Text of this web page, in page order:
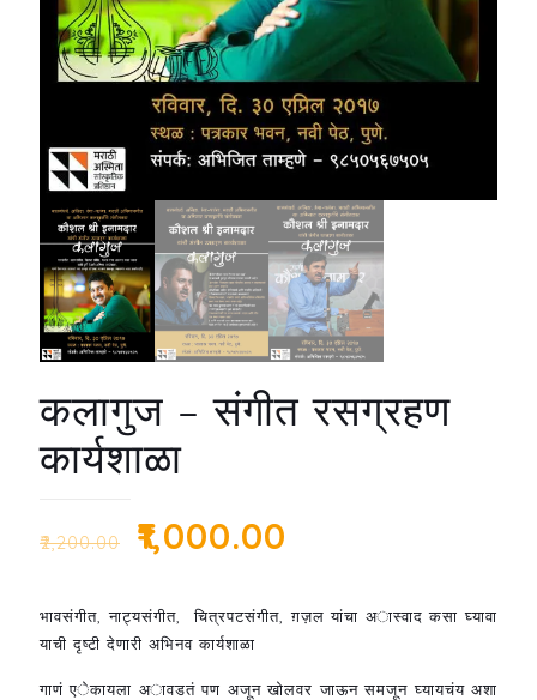
कलागुज – संगीत रसग्रहण
कार्यशाळा
₹2,200.00 Original
price
was:
₹2,200.00.
1,000.00
is:
भावसंगीत, नाट्यसंगीत, चित्रपटसंगीत, ग़ज़ल यांचा अास्वाद कसा घ्यावा
याची दृष्टी देणारी अभिनव कार्यशाळा
गाणं एेकायला अावडतं पण अजून खोलवर जाऊन समजून घ्यायचंय अशा